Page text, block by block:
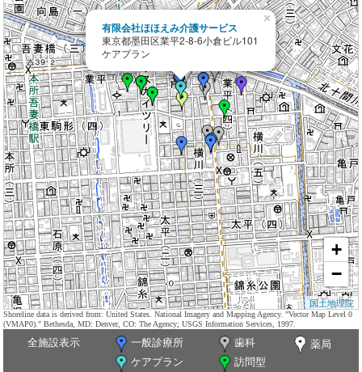
有限会社ほほえみ介護サービス
東京都墨田区業平2-8-6小倉ビル101
ケアプラン
×
+
−
国土地理院
Shoreline data is derived from: United States. National Imagery and Mapping Agency. "Vector Map Level 0
(VMAP0)." Bethesda, MD: Denver, CO: The Agency; USGS Information Services, 1997.
全施設表示 一般診療所 歯科
薬局
ケアプラン
訪問型